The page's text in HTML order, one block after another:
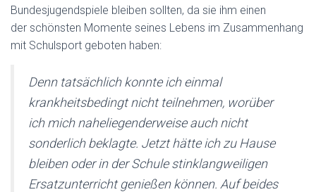
Bundesjugendspiele bleiben sollten, da sie ihm einen
der schönsten Momente seines Lebens im Zusammenhang
mit Schulsport geboten haben:
Denn tatsächlich konnte ich einmal
krankheitsbedingt nicht teilnehmen, worüber
ich mich naheliegenderweise auch nicht
sonderlich beklagte. Jetzt hätte ich zu Hause
bleiben oder in der Schule stinklangweiligen
Ersatzunterricht genießen können. Auf beides